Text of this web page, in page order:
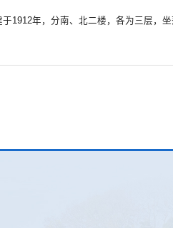
于1912年，分南、北二楼，各为三层，